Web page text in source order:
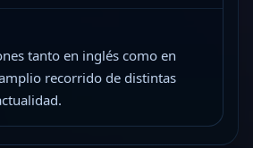
tanto en inglés como en
recorrido de distintas